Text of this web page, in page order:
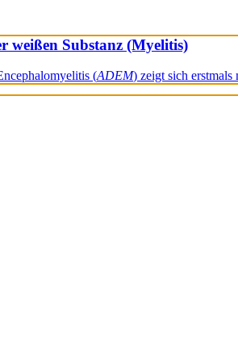
weißen Substanz (Myelitis)
(ADEM) zeigt sich